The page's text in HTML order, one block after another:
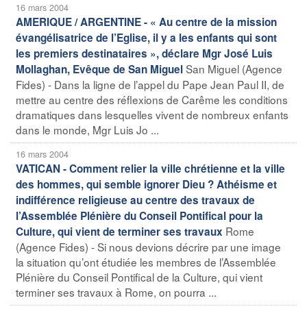
16 mars 2004
AMERIQUE / ARGENTINE - « Au centre de la mission
évangélisatrice de l’Eglise, il y a les enfants qui sont
les premiers destinataires », déclare Mgr José Luis
Mollaghan, Evêque de San MiguelSan Miguel (Agence
Fides) - Dans la ligne de l’appel du Pape Jean Paul II, de
mettre au centre des réflexions de Carême les conditions
dramatiques dans lesquelles vivent de nombreux enfants
dans le monde, Mgr Luis Jo ...
16 mars 2004
VATICAN - Comment relier la ville chrétienne et la ville
des hommes, qui semble ignorer Dieu ? Athéisme et
indifférence religieuse au centre des travaux de
l’Assemblée Plénière du Conseil Pontifical pour la
Culture, qui vient de terminer ses travaux Rome
(Agence Fides) - Si nous devions décrire par une image
la situation qu’ont étudiée les membres de l’Assemblée
Plénière du Conseil Pontifical de la Culture, qui vient
terminer ses travaux à Rome, on pourra ...